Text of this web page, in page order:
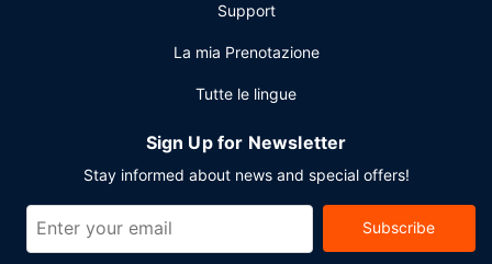
Support
La mia Prenotazione
Tutte le lingue
Sign Up for Newsletter
Stay informed about news and special offers!
Subscribe